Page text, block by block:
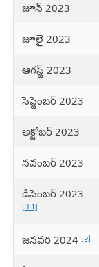
జూన్ 2023
జూలై 2023
ఆగస్ట్ 2023
సెప్టెంబర్ 2023
అక్టోబర్ 2023
నవంబర్ 2023
డిసెంబర్ 2023
[3:1]
జనవరి 2024 [5]